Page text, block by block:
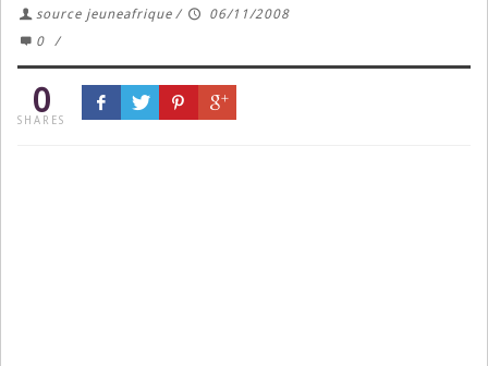
source jeuneafrique /
06/11/2008
0
/
0
SHARES